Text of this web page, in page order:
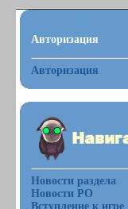
Авторизация
Авторизация
Новости раздела
Новости РО
Вступление к игре